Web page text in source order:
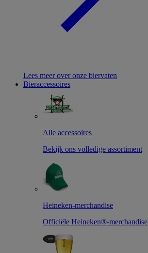
Lees meer over onze biervaten
Bieraccessoires
Alle accessoires
Bekijk ons volledige assortiment
Heineken-merchandise
Officiële Heineken®-merchandise